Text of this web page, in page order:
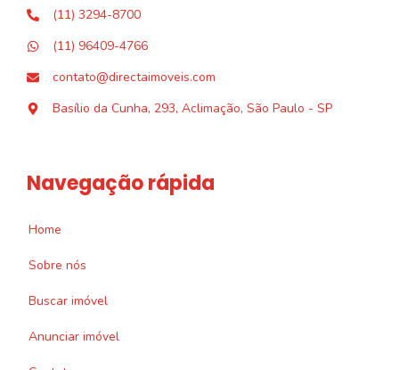
(11) 3294-8700
(11) 96409-4766
contato@directaimoveis.com
Basílio da Cunha, 293, Aclimação, São Paulo - SP
Navegação rápida
Home
Sobre nós
Buscar imóvel
Anunciar imóvel